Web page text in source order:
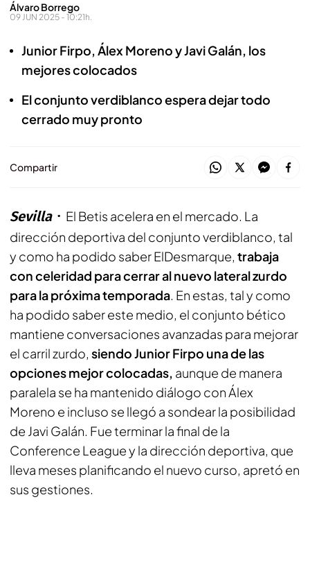
Álvaro Borrego
09 JUN 2025 - 10:21h.
Junior Firpo, Álex Moreno y Javi Galán, los
mejores colocados
El conjunto verdiblanco espera dejar todo
cerrado muy pronto
Compartir
Sevilla El Betis acelera en el mercado. La
dirección deportiva del conjunto verdiblanco, tal
y como ha podido saberElDesmarque, trabaja
con celeridad para cerrar al nuevo lateral zurdo
para la próxima temporada. En estas, tal y como
ha podido saber este medio, el conjunto bético
mantiene conversaciones avanzadas para mejorar
el carril zurdo, siendo Junior Firpo una de las
opciones mejor colocadas, aunque de manera
paralela se ha mantenido diálogo con Álex
Moreno e incluso se llegó a sondear la posibilidad
de Javi Galán. Fue terminar la final de la
Conference League y la dirección deportiva, que
lleva meses planificando el nuevo curso, apretó en
sus gestiones.